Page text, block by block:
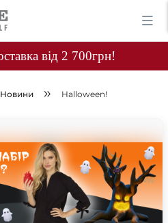
від 2 700грн!
Новини Halloween!